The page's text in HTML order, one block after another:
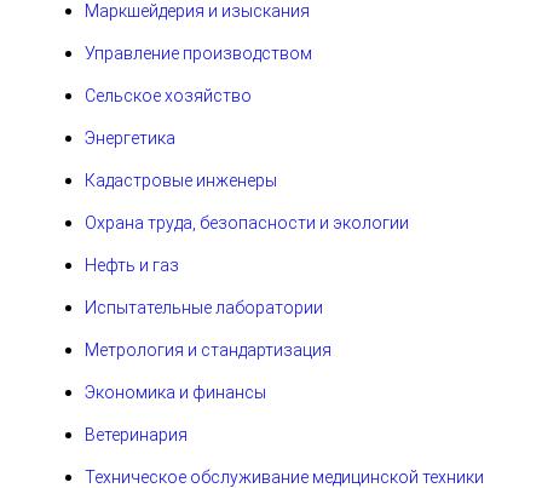
Маркшейдерия и изыскания
Управление производством
Сельское хозяйство
Энергетика
Кадастровые инженеры
Охрана труда, безопасности и экологии
Нефть и газ
Испытательные лаборатории
Метрология и стандартизация
Экономика и финансы
Ветеринария
Техническое обслуживание медицинской техники